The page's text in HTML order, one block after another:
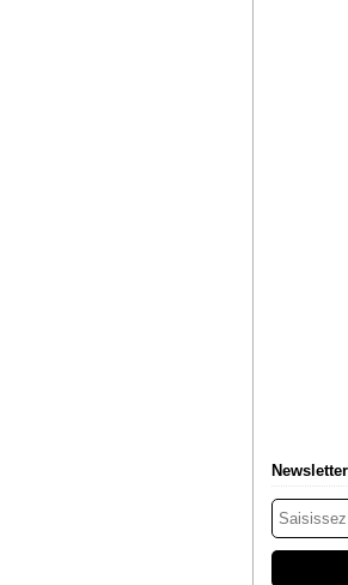
Newsletter